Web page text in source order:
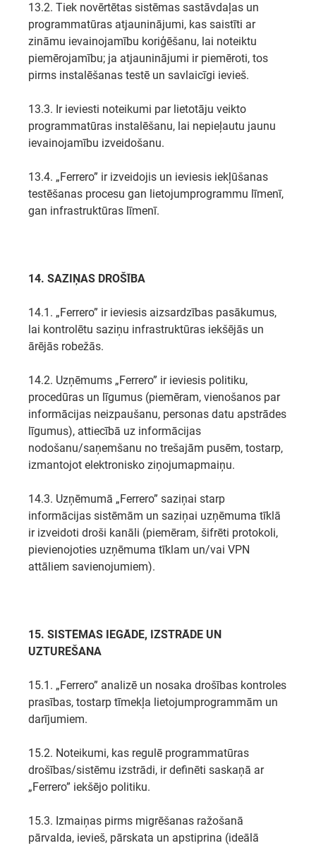
13.2. Tiek novērtētas sistēmas sastāvdaļas un
programmatūras atjauninājumi, kas saistīti ar
zināmu ievainojamību koriģēšanu, lai noteiktu
piemērojamību; ja atjauninājumi ir piemēroti, tos
pirms instalēšanas testē un savlaicīgi ievieš.
13.3. Ir ieviesti noteikumi par lietotāju veikto
programmatūras instalēšanu, lai nepieļautu jaunu
ievainojamību izveidošanu.
13.4. „Ferrero” ir izveidojis un ieviesis iekļūšanas
testēšanas procesu gan lietojumprogrammu līmenī,
gan infrastruktūras līmenī.
14. SAZIŅAS DROŠĪBA
14.1. „Ferrero” ir ieviesis aizsardzības pasākumus,
lai kontrolētu saziņu infrastruktūras iekšējās un
ārējās robežās.
14.2. Uzņēmums „Ferrero” ir ieviesis politiku,
procedūras un līgumus (piemēram, vienošanos par
informācijas neizpaušanu, personas datu apstrādes
līgumus), attiecībā uz informācijas
nodošanu/saņemšanu no trešajām pusēm, tostarp,
izmantojot elektronisko ziņojumapmaiņu.
14.3. Uzņēmumā „Ferrero” saziņai starp
informācijas sistēmām un saziņai uzņēmuma tīklā
ir izveidoti droši kanāli (piemēram, šifrēti protokoli,
pievienojoties uzņēmuma tīklam un/vai VPN
attāliem savienojumiem).
15. SISTĒMAS IEGĀDE, IZSTRĀDE UN
UZTURĒŠANA
15.1. „Ferrero” analizē un nosaka drošības kontroles
prasības, tostarp tīmekļa lietojumprogrammām un
darījumiem.
15.2. Noteikumi, kas regulē programmatūras
drošības/sistēmu izstrādi, ir definēti saskaņā ar
„Ferrero” iekšējo politiku.
15.3. Izmaiņas pirms migrēšanas ražošanā
pārvalda, ievieš, pārskata un apstiprina (ideālā